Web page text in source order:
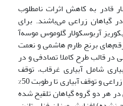
قادر به کاهش اثرات نامطلوب
گیاهان زراعی می‌باشند. برای
آربوسکولار گلوموس موسه‌آ
برنج طارم هاشمی و نعمت
در قالب طرح کاملا تصادفی و در
شامل آبیاری غرقاب، توقف
آبیاری تا رطوبت %70 ظرفیت زراعی و توقف آبیاری تا رطوبت 50%
هر دو گروه گیاهان تلقیح شده